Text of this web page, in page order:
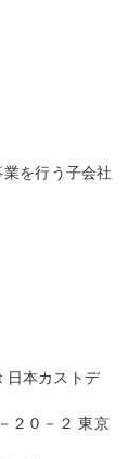
を行う子会社
日本カストデ
２０－２ 東京